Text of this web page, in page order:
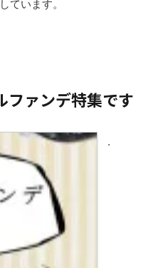
ています。
ファンデ特集です
.